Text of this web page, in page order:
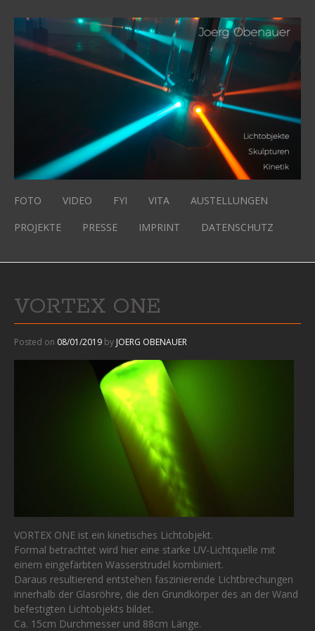
FOTO VIDEO FYI VITA
AUSTELLUNGEN
PROJEKTE
PRESSE IMPRINT DATENSCHUTZ
VORTEX ONE
Posted on 08/01/2019 by JOERG OBENAUER
VORTEX ONE ist ein kinetisches Lichtobjekt.
Formal betrachtet wird hier eine starke UV-Lichtquelle mit
einem eingefärbten Wasserstrudel kombiniert.
Daraus resultierend entstehen faszinierende Lichtbrechungen
innerhalb der Glasröhre, die den Grundkörper des an der Wand
befestigten Lichtobjekts bildet.
Ca. 15cm Durchmesser und 88cm Länge.